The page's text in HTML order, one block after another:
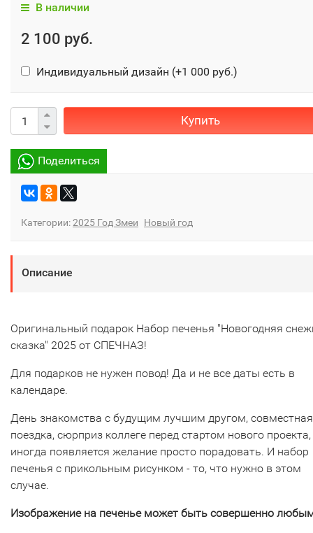
В наличии
2 100 руб.
Индивидуальный дизайн (+1 000 руб.)
Купить
Поделиться
Категории:2025 Год Змеи Новый год
Описание
Оригинальный подарок Набор печенья "Новогодняя
сказка" 2025 от СПЕЧНАЗ!
Для подарков не нужен повод! Да и не все даты есть в
календаре.
День знакомства с будущим лучшим другом, совместная
поездка, сюрприз коллеге перед стартом нового
иногда появляется желание просто порадовать. И набор
печенья с прикольным рисунком - то, что нужно в этом
случае.
Изображение на печенье может быть совершенно